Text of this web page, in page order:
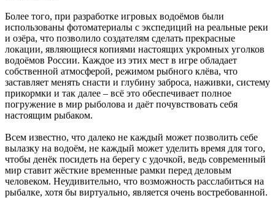
Более того, при разработке игровых водоёмов были
использованы фотоматериалы с экспедиций на реальные реки
и озёра, что позволило создателям сделать прекрасные
локации, являющиеся копиями настоящих укромных уголков
водоёмов России. Каждое из этих мест в игре обладает
собственной атмосферой, режимом рыбного клёва, что
заставляет менять снасти и глубину заброса, наживки, систему
прикормки и так далее – всё это обеспечивает полное
погружение в мир рыболова и даёт почувствовать себя
настоящим рыбаком.
Всем известно, что далеко не каждый может позволить себе
вылазку на водоём, не каждый может уделить время для того,
чтобы денёк посидеть на берегу с удочкой, ведь современный
мир ставит жёсткие временные рамки перед деловым
человеком. Неудивительно, что возможность расслабиться на
рыбалке, хотя бы виртуально, является очень востребованной.